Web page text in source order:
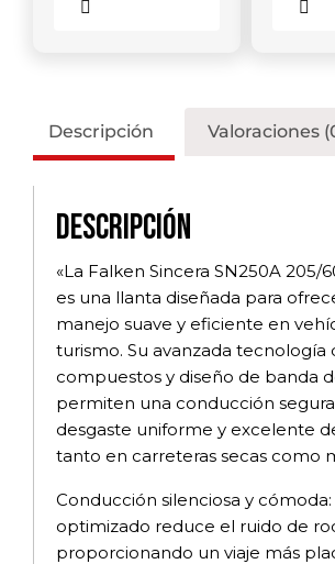
Descripción Valoraciones
Descripción
«La Falken Sincera SN250A 205/
es una llanta diseñada para
manejo suave y eficiente en
turismo. Su avanzada tecnología
compuestos y diseño de banda
permiten una conducción
desgaste uniforme y excelente
tanto en carreteras secas como
Conducción silenciosa y cómoda:
optimizado reduce el ruido de
proporcionando un viaje más